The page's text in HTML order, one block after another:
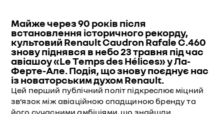
Майже через 90 років після
встановлення історичного рекорду,
культовий Renault Caudron Rafale C.460
знову піднявся в небо 23 травня під час
авіашоу «Le Temps des Hélices» у Ла-
Ферте-Але. Подія, що знову поєднує нас
із новаторським духом Renault.
Цей перший публічний політ підкреслює міцний
зв’язок між авіаційною спадщиною бренду та
його сучасними амбіціями, що знайшли